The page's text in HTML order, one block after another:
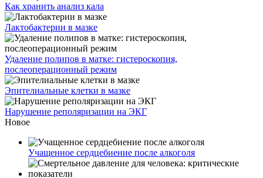
Как хранить анализ кала
Лактобактерии в мазке
Удаление полипов в матке: гистероскопия,
послеоперационный режим
Эпителиальные клетки в мазке
Нарушение реполяризации на ЭКГ
Новое
Учащенное сердцебиение после алкоголя